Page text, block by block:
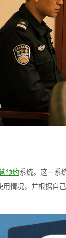
预约系统。这一系
情况，并根据自